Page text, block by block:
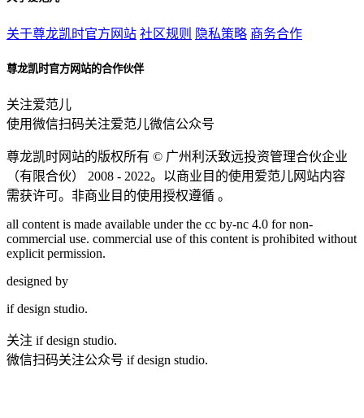
关于尊龙凯时官方网站 社区规则 隐私策略 商务合作
尊龙凯时官方网站的合作伙伴
关注爱范儿
使用微信扫码关注爱范儿微信公众号
尊龙凯时网站的版权所有 © 广州利沃致远投资管理合伙企业
（有限合伙）
2008 - 2022。以商业目的使用爱范儿网站内容
需获许可。非商业目的使用授权遵循 。
all content is made available under the cc by-nc 4.0 for non-
commercial use. commercial use of this content is prohibited without
explicit permission.
designed by
if design studio.
关注 if design studio.
微信扫码关注公众号 if design studio.